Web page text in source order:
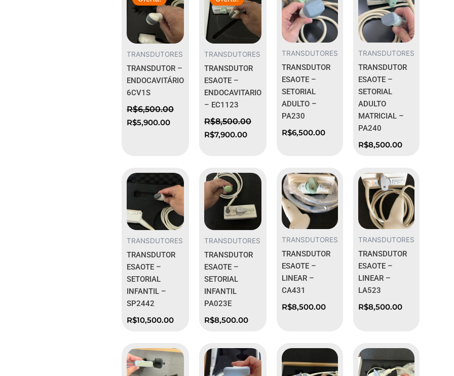
TRANSDUTORES
TRANSDUTOR –
ENDOCAVITÁRIO
6CV1S
R$6,500.00
original
era:
R$6,500.00.
R$5,900.00
atual
é:
R$5,900.00.
TRANSDUTORES
TRANSDUTOR
ESAOTE –
ENDOCAVITARIO
– EC1123
R$8,500.00
original
era:
R$8,500.00.
R$7,900.00
atual
é:
R$7,900.00.
TRANSDUTORES
TRANSDUTOR
ESAOTE –
SETORIAL
ADULTO –
PA230
R$6,500.00
TRANSDUTORES
TRANSDUTOR
ESAOTE –
SETORIAL
ADULTO
MATRICIAL –
PA240
R$8,500.00
TRANSDUTORES
TRANSDUTOR
ESAOTE –
SETORIAL
INFANTIL –
SP2442
R$10,500.00
TRANSDUTORES
TRANSDUTOR
ESAOTE –
SETORIAL
INFANTIL
PA023E
R$8,500.00
TRANSDUTORES
TRANSDUTOR
ESAOTE –
LINEAR –
CA431
R$8,500.00
TRANSDUTORES
TRANSDUTOR
ESAOTE –
LINEAR –
LA523
R$8,500.00